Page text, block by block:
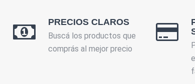
PRECIOS CLAROS
Buscá los productos que
comprás al mejor precio